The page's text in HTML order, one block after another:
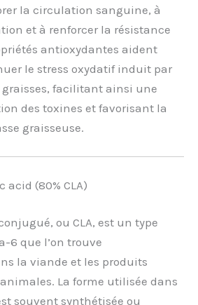
la circulation sanguine, à
et à renforcer la résistance
antioxydantes aident
le stress oxydatif induit par
facilitant ainsi une
des toxines et favorisant la
graisseuse.
(80% CLA)
ou CLA, est un type
6 que l’on trouve
la viande et les produits
La forme utilisée dans
souvent synthétisée ou